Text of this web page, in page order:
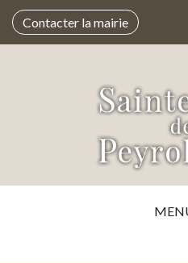
Contacter la mairie